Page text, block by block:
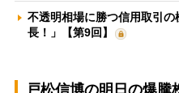
不透明相場に勝つ信用取引
長！」【第9回】